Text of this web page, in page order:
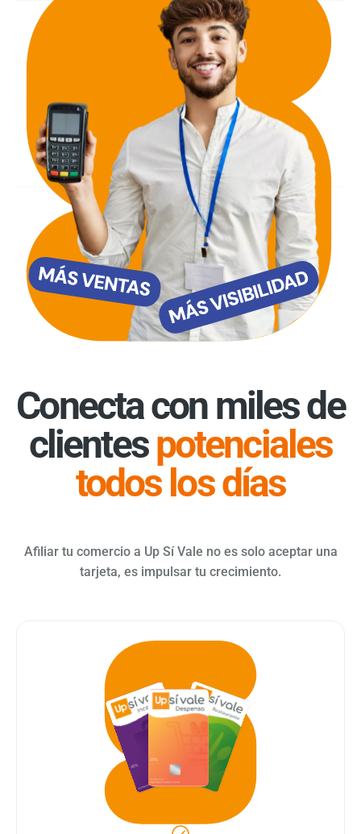
Conecta con miles de
clientespotenciales
todos los días
Afiliar tu comercio a Up Sí Vale no es solo aceptar una
tarjeta, es impulsar tu crecimiento.